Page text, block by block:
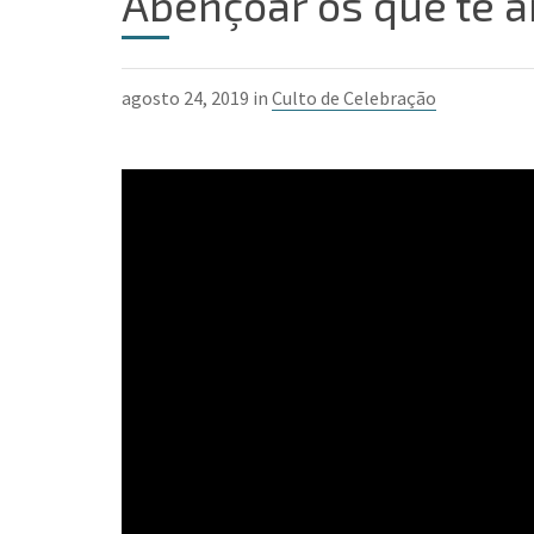
agosto 24, 2019 in Culto de Celebração